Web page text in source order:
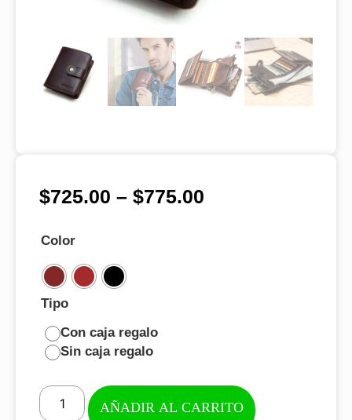
$725.00 – $775.00
Color
Tipo
Con caja regalo
Sin caja regalo
AÑADIR AL CARRITO